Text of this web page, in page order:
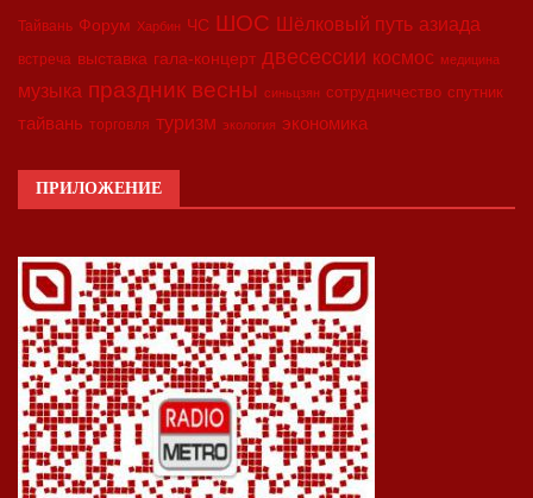
Тайвань Форум Харбин ЧС ШОС Шёлковый путь азиада
встреча выставка гала-концерт двесессии космос медицина
музыка праздник весны синьцзян сотрудничество спутник
тайвань торговля туризм экология экономика
ПРИЛОЖЕНИЕ